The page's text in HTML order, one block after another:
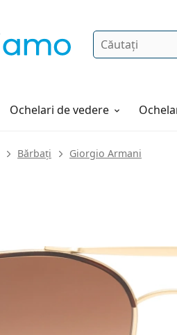
Căutare
Ochelari de vedere
Bărbați Giorgio Armani